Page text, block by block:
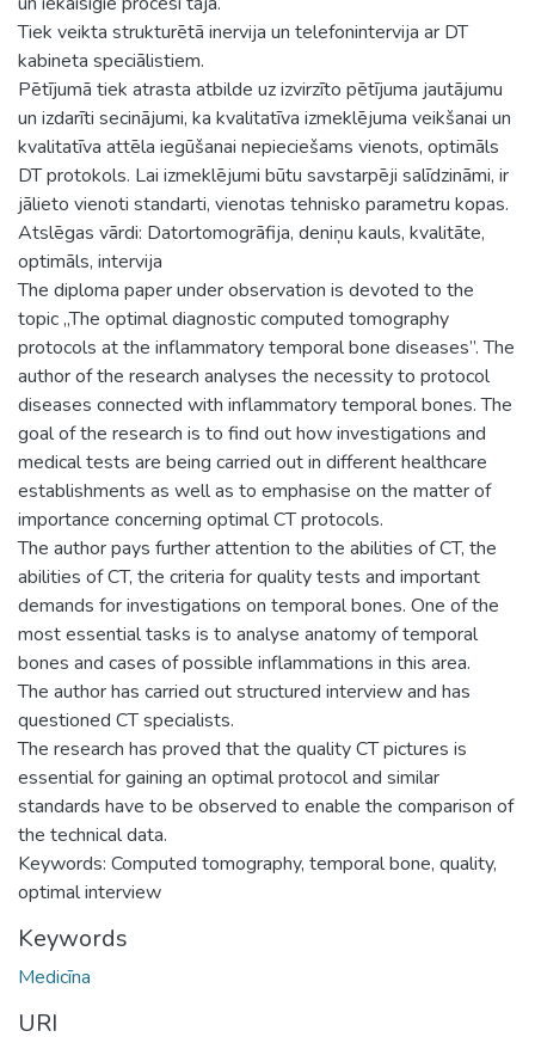
Tiek veikta strukturētā inervija un telefonintervija ar DT
kabineta speciālistiem.
Pētījumā tiek atrasta atbilde uz izvirzīto pētījuma jautājumu
un izdarīti secinājumi, ka kvalitatīva izmeklējuma veikšanai un
kvalitatīva attēla iegūšanai nepieciešams vienots, optimāls
DT protokols. Lai izmeklējumi būtu savstarpēji salīdzināmi, ir
jālieto vienoti standarti, vienotas tehnisko parametru kopas.
Atslēgas vārdi: Datortomogrāfija, deniņu kauls, kvalitāte,
optimāls, intervija
The diploma paper under observation is devoted to the
topic „The optimal diagnostic computed tomography
protocols at the inflammatory temporal bone diseases”. The
author of the research analyses the necessity to protocol
diseases connected with inflammatory temporal bones. The
goal of the research is to find out how investigations and
medical tests are being carried out in different healthcare
establishments as well as to emphasise on the matter of
importance concerning optimal CT protocols.
The author pays further attention to the abilities of CT, the
abilities of CT, the criteria for quality tests and important
demands for investigations on temporal bones. One of the
most essential tasks is to analyse anatomy of temporal
bones and cases of possible inflammations in this area.
The author has carried out structured interview and has
questioned CT specialists.
The research has proved that the quality CT pictures is
essential for gaining an optimal protocol and similar
standards have to be observed to enable the comparison of
the technical data.
Keywords: Computed tomography, temporal bone, quality,
optimal interview
Keywords
Medicīna
URI